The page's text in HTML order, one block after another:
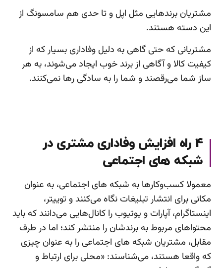
مشتریان برندهایی مثل اپل و تا حدی هم سامسونگ از
این دسته هستند.
مشتریانی که حتی گاهی به دلیل وفاداری بسیار که از
کیفیت کالا و آگاهی از برند خوب ایجاد می‌شوند، به هر
ساز شما می‌رقصند و شما را به سادگی رها نمی‌کنند.
4 راه افزایش وفاداری مشتری در
شبکه های اجتماعی
معمولا کسب‌وکارها به شبکه های اجتماعی، به عنوان
مکانی برای انتشار تبلیغات نگاه می‌کنند و توییتر،
اینستاگرام، آپارات و یوتیوب را کانال‌هایی می‌دانند که باید
محتواهای مربوط به برندشان را منتشر کند؛ اما در طرف
مقابل، مشتریان شبکه های اجتماعی را به عنوان چیزی
که واقعا هستند، می‌شناسند: «محلی برای ارتباط و